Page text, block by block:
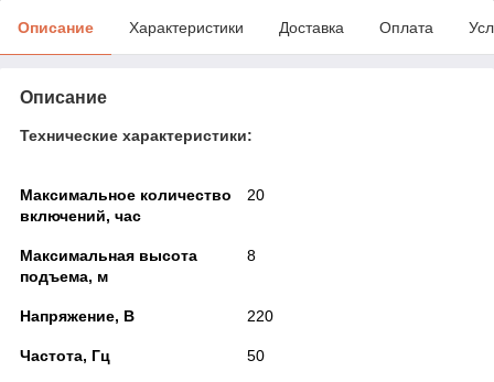
Описание Характеристики Доставка Оплата
Описание
Технические характеристики:
Максимальное количество
включений, час
20
Максимальная высота
подъема, м
8
Напряжение, В 220
Частота, Гц 50